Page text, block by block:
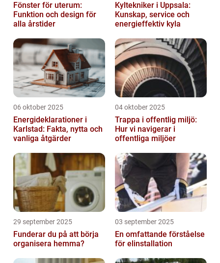
Fönster för uterum:
Funktion och design för
alla årstider
Kyltekniker i Uppsala:
Kunskap, service och
energieffektiv kyla
06 oktober 2025
Energideklarationer i
Karlstad: Fakta, nytta och
vanliga åtgärder
04 oktober 2025
Trappa i offentlig miljö:
Hur vi navigerar i
offentliga miljöer
29 september 2025
Funderar du på att börja
organisera hemma?
03 september 2025
En omfattande förståelse
för elinstallation